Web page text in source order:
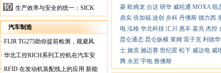
Turck Automation Suite）
生产效率与安全的统一：SICK
关于机器人技术传感器解决方案
的采访
汽车制造
· FLIR TG275助你提前检测，规避风
险！
· 华北工控RICH系列工控机在汽车安
全检测行业中的应用
· RFID 在发动机装配线上的应用 新能
菱 欧姆龙 台达 研华 威纶通 MOXA 组
鼎实 倍加福 波创 步科 丹佛斯 德力西
电 泓格 华北科技 汇川 惠丰 嘉兆 杰控
昆仑通态 昆仑纵横 莱姆 雷子克 利德
士 施克 施迈赛 世纪星 松下 威达电 威
腾 永宏 宇电 詹佛斯